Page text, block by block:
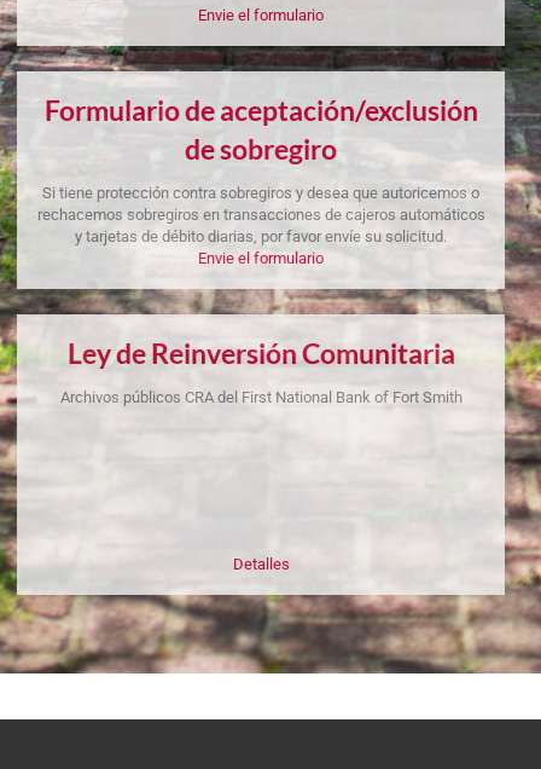
Envie el formulario
Formulario de aceptación/exclusión
de sobregiro
Si tiene protección contra sobregiros y desea que autoricemos o
rechacemos sobregiros en transacciones de cajeros automáticos
y tarjetas de débito diarias, por favor envíe su solicitud.
Envie el formulario
Ley de Reinversión Comunitaria
Archivos públicos CRA del First National Bank of Fort Smith
Detalles